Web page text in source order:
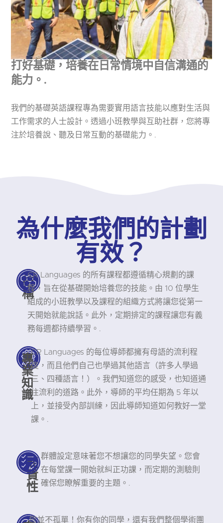
打好基礎，培養在日常情境中自信溝通的
能力。.
我們的基礎英語課程專為需要實用語言技能以應對生活與
工作需求的人士設計。透過小班教學與互助社群，您將專
注於培養說、聽及日常互動的基礎能力。.
為什麼我們的計劃
有效？
結
構
CR Languages 的所有課程都遵循精心規劃的課
程，旨在從基礎開始培養您的技能。由 10 位學生
組成的小班教學以及課程的組織方式將讓您從第一
天開始就能說話。此外，定期排定的課程讓您有義
務每週都持續學習。.
專
業
知
識
CR Languages 的每位導師都擁有母語的流利程
度，而且他們自己也學過其他語言（許多人學過
三、四種語言！）。我們知道您的感受，也知道通
往流利的道路。此外，導師的平均任期為 5 年以
上，並接受內部訓練，因此導師知道如何教好一堂
課。.
問
責
性
群體設定意味著您不想讓您的同學失望。您會
在每堂課一開始就糾正功課，而定期的測驗則
確保您瞭解重要的主題。.
您並不孤單！你有你的同學，還有我們整個學術團